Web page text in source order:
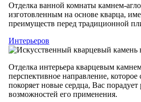
Отделка ванной комнаты камнем-
изготовленным на основе кварца,
преимуществ перед традиционной
Интерьеров
Отделка интерьера кварцевым
перспективное направление,
покоряет новые сердца, Вас порадует
возможностей его применения.